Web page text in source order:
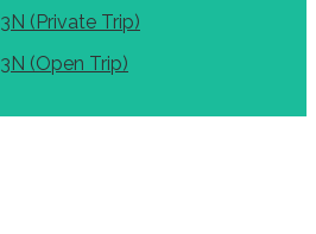
(Private Trip)
(Open Trip)